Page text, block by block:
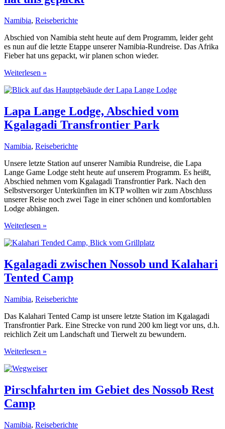
Namibia, Reiseberichte
Abschied von Namibia steht heute auf dem Programm, leider geht
es nun auf die letzte Etappe unserer Namibia-Rundreise. Das Afrika
Fieber hat uns gepackt, wir planen schon wieder.
Abschied
Namibia,
Afrika
Fieber
hat
gepackt
Weiterlesen »
Lapa Lange Lodge, Abschied vom
Kgalagadi Transfrontier Park
Namibia, Reiseberichte
Unsere letzte Station auf unserer Namibia Rundreise, die Lapa
Lange Game Lodge steht heute auf unserem Programm. Es heißt,
Abschied nehmen vom Kgalagadi Transfrontier Park. Nach den
Selbstversorger Unterkünften im KTP wollten wir zum Abschluss
unserer Reise noch zwei Tage in einer schönen und komfortablen
Lodge abhängen.
Lapa
Lodge,
vom
Kgalagadi
Transfrontier
Weiterlesen »
Kgalagadi zwischen Nossob und Kalahari
Tented Camp
Namibia, Reiseberichte
Das Kalahari Tented Camp ist unsere letzte Station im Kgalagadi
Transfrontier Park. Eine Strecke von rund 200 km liegt vor uns, d.h.
reichlich Zeit um Landschaft und Tierwelt zu bewundern.
Kgalagadi
Nossob
Kalahari
Tented
Camp
Weiterlesen »
Pirschfahrten im Gebiet des Nossob Rest
Camp
Namibia, Reiseberichte